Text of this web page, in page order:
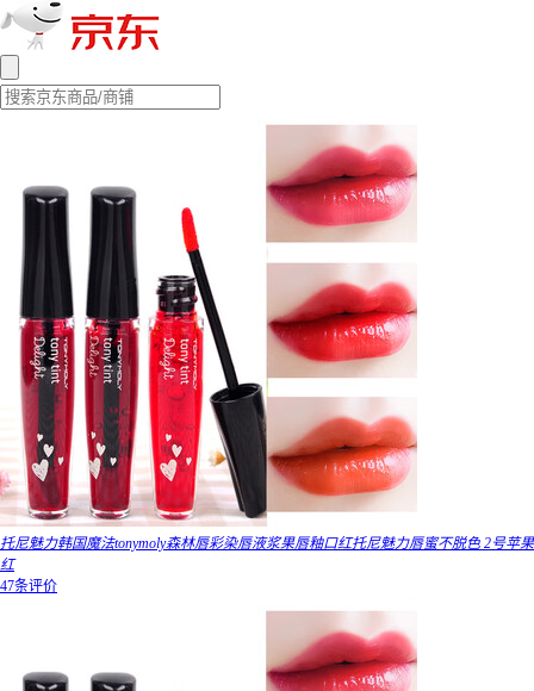
托尼魅力韩国魔法tonymoly森林唇彩染唇液浆果唇釉口红托尼魅力唇蜜不脱色 2号苹果
红
47条评价